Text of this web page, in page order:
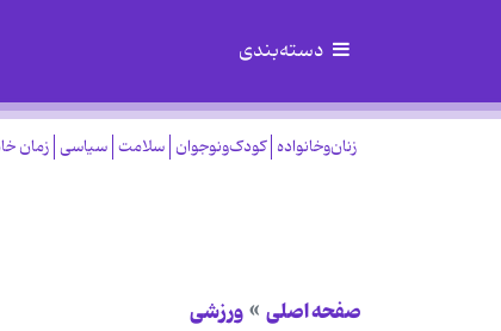
دسته‌بندی
زنان‌وخانواده کودک‌ونوجوان سلامت سیاسی زمان
صفحه اصلی ورزشی